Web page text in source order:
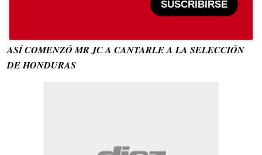
SUSCRIBIRSE
ASÍ COMENZÓ MR JC A CANTARLE A LA SELECCIÓN
DE HONDURAS